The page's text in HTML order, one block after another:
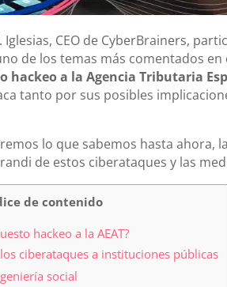
Iglesias, CEO de CyberBrainers,
de los temas más comentados
hackeo a la Agencia Tributaria
tanto por sus posibles
lo que sabemos hasta ahora,
de estos ciberataques y las
de contenido
hackeo a la AEAT?
ciberataques a instituciones públicas
social